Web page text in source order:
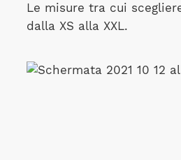
Le misure tra cui
dalla XS alla XXL.